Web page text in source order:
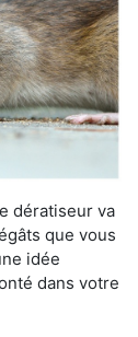
dératiseur va
que vous
idée
dans votre